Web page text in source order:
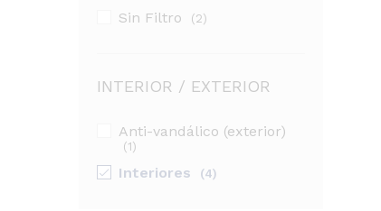
Sin Filtro (2)
INTERIOR / EXTERIOR
Anti-vandálico (exterior)
(1)
Interiores (4)